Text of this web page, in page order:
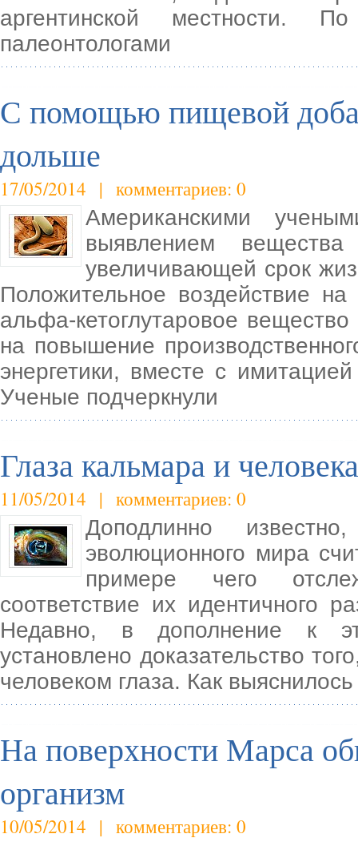
аргентинской местности.
палеонтологами
С помощью пищевой
дольше
17/05/2014 | комментариев: 0
Американскими
выявлением
увеличивающей срок
Положительное воздействие
альфа-кетоглутаровое
на повышение
энергетики, вместе с
Ученые подчеркнули
Глаза кальмара и
11/05/2014 | комментариев: 0
Доподлинно
эволюционного мира
примере чего
соответствие их идентичного
Недавно, в дополнение к
установлено доказательство
человеком глаза. Как выяснилось
На поверхности Марса
организм
10/05/2014 | комментариев: 0